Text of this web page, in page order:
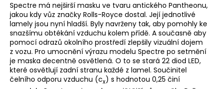
Spectre má nejširší masku ve tvaru antického Pantheonu,
jakou kdy vůz značky Rolls-Royce dostal. Její jednotlivé
lamely jsou nyní hladší. Byly navrženy tak, aby pomohly ke
snazšímu obtékání vzduchu kolem přídě. A současně aby
pomocí odrazů okolního prostředí zlepšily vizuální dojem
z vozu. Pro umocnění výrazu modelu Spectre po setmění
je maska decentně osvětlená. O to se stará 22 diod LED,
které osvětlují zadní stranu každé z lamel. Součinitel
čelního odporu vzduchu (cx) s hodnotou 0,25 činí